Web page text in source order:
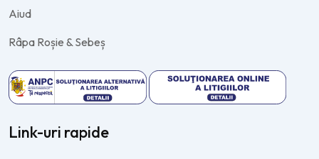
Aiud
Râpa Roșie & Sebeș
Link-uri rapide